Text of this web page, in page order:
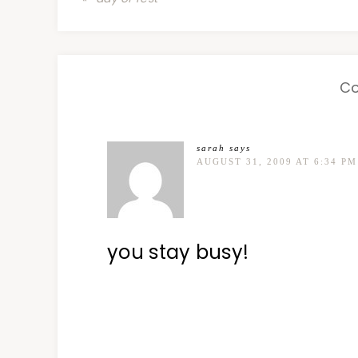
sarah
says
AUGUST 31, 2009 AT 6:34 PM
you stay busy!